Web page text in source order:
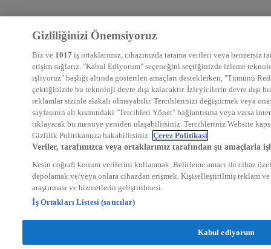
Gizliliğinizi Önemsiyoruz
Biz ve 1017 iş ortaklarımız, cihazınızda tarama verileri veya benzersiz
erişim sağlarız. "Kabul Ediyorum" seçeneğini seçtiğinizde izleme
işliyoruz" başlığı altında gösterilen amaçları desteklerken, "Tümünü
çektiğinizde bu teknoloji devre dışı kalacaktır. İzleyicilerin devre dışı
reklamlar sizinle alakalı olmayabilir. Tercihlerinizi değiştirmek veya
sayfasının alt kısmındaki "Tercihleri Yönet" bağlantısına veya varsa
tıklayarak bu menüye yeniden ulaşabilirsiniz. Tercihleriniz Website
Gizlilik Politikamıza bakabilirsiniz. Çerez Politikasi
Veriler, tarafımızca veya ortaklarımız tarafından şu amaçlarla
Kesin coğrafi konum verilerini kullanmak. Belirleme amacı ile cihaz
depolamak ve/veya onlara cihazdan erişmek. Kişiselleştirilmiş reklam
araştırması ve hizmetlerin geliştirilmesi.
İş Ortakları Listesi (satıcılar)
Kabul ediyorum